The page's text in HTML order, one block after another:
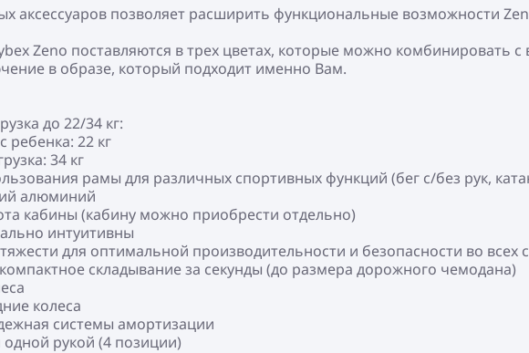
аксессуаров позволяет расширить функциональные возможности
Zeno поставляются в трех цветах, которые можно комбинировать
в образе, который подходит именно Вам.
до 22/34 кг:
22 кг
34 кг
рамы для различных спортивных функций (бег с/без рук,
алюминий
кабины (кабину можно приобрести отдельно)
интуитивны
для оптимальной производительности и безопасности во всех
складывание за секунды (до размера дорожного чемодана)
колеса
системы амортизации
одной рукой (4 позиции)